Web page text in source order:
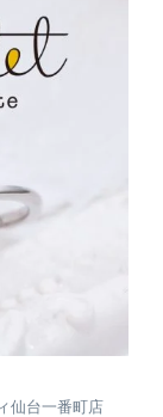
仙台一番町店